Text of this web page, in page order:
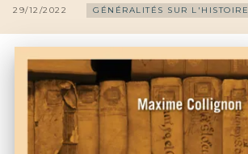
29/12/2022 GÉNÉRALITÉS SUR L'HISTOIRE